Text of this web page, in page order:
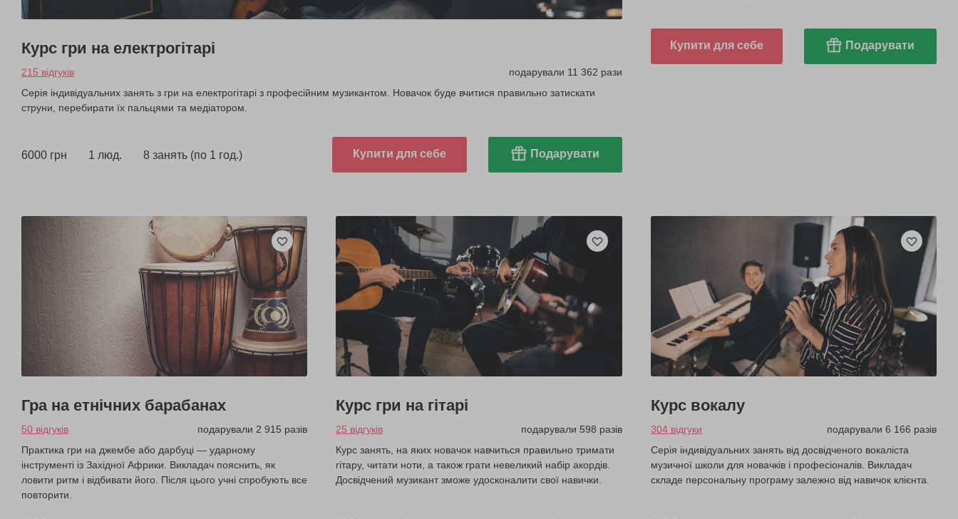
Курс гри на електрогітарі
215 відгуків
подарували 11 362 рази
Серія індивідуальних занять з гри на електрогітарі з професійним музикантом. Новачок буде вчитися правильно затискати
струни, перебирати їх пальцями та медіатором.
6000 грн 1 люд. 8 занять (по 1 год.) Купити для себе Подарувати
Купити для себе Подарувати
Гра на етнічних барабанах
50 відгуків
подарували 2 915 разів
Практика гри на джембе або дарбуці — ударному
інструменті із Західної Африки. Викладач пояснить, як
ловити ритм і відбивати його. Після цього учні спробують все
повторити.
Курс гри на гітарі
25 відгуків
подарували 598 разів
Курс занять, на яких новачок навчиться правильно тримати
гітару, читати ноти, а також грати невеликий набір акордів.
Досвідчений музикант зможе удосконалити свої навички.
Курс вокалу
304 відгуки
подарували 6 166 разів
Серія індивідуальних занять від досвідченого вокаліста
музичної школи для новачків і професіоналів. Викладач
складе персональну програму залежно від навичок клієнта.